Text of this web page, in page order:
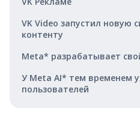
VK Video запустил новую
контенту
Meta* разрабатывает
У Meta AI* тем временем
пользователей